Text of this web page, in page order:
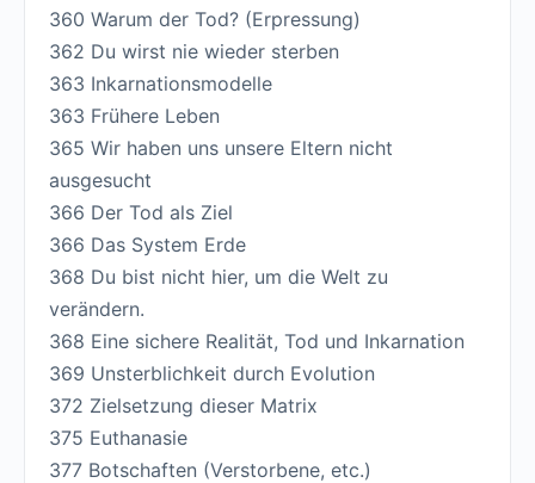
360 Warum der Tod? (Erpressung)
362 Du wirst nie wieder sterben
363 Inkarnationsmodelle
363 Frühere Leben
365 Wir haben uns unsere Eltern nicht
ausgesucht
366 Der Tod als Ziel
366 Das System Erde
368 Du bist nicht hier, um die Welt zu
verändern.
368 Eine sichere Realität, Tod und Inkarnation
369 Unsterblichkeit durch Evolution
372 Zielsetzung dieser Matrix
375 Euthanasie
377 Botschaften (Verstorbene, etc.)